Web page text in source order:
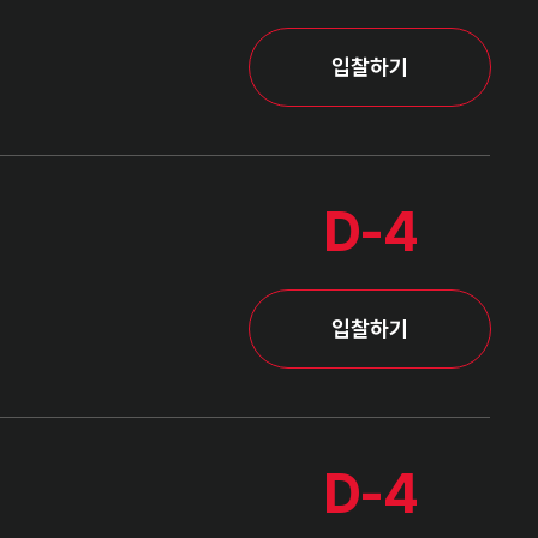
입찰하기
D-4
입찰하기
D-4